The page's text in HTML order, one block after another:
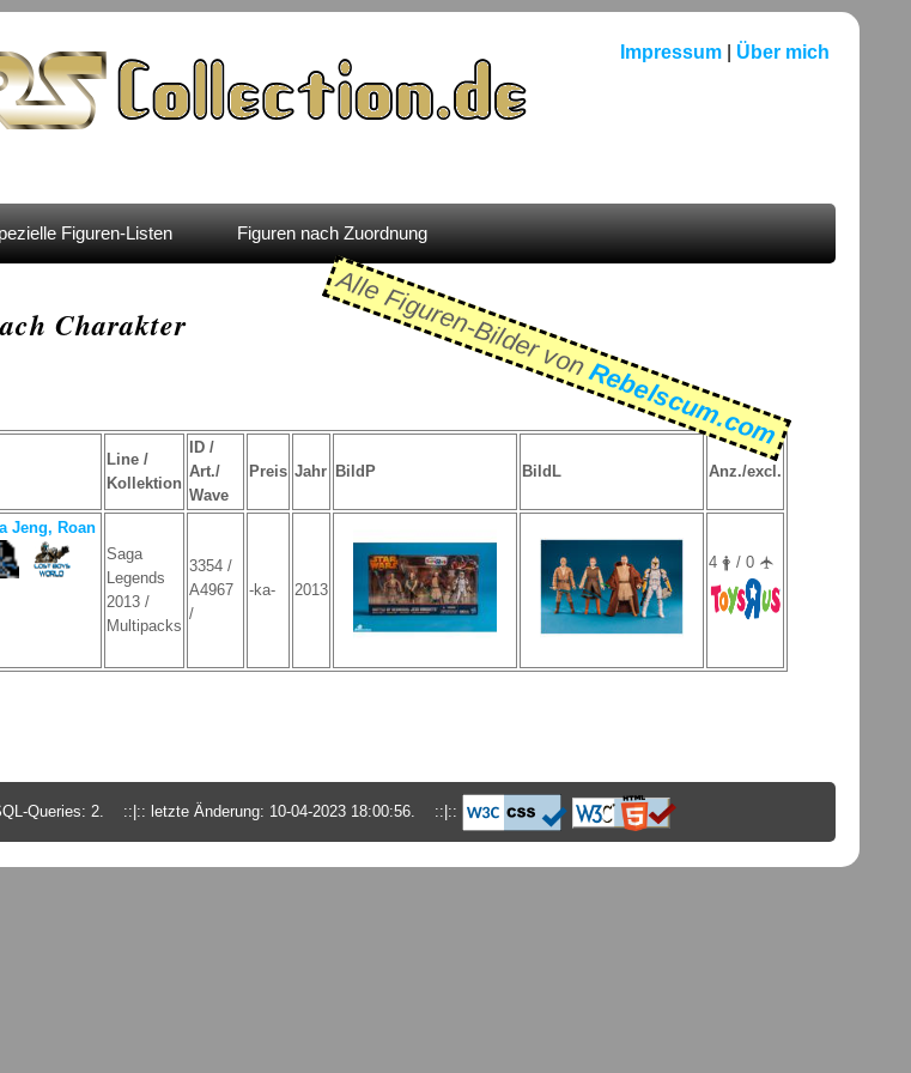
Impressum| Über mich
Figuren-Listen Figuren nach Zuordnung
Charakter Alle Figuren-Bilder von
Rebelscum.com
Line /
Kollektion
ID /
Art./
Wave
Preis Jahr BildP BildL Anz./excl.
Jeng, Roan
Saga
Legends
2013 /
Multipacks
3354 /
A4967
/
-ka- 2013
4 🛉 / 0 🛧
Queries: 2. ::|:: letzte Änderung: 10-04-2023 18:00:56. ::|::